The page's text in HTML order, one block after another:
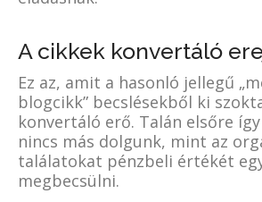
A cikkek konvertáló
Ez az, amit a hasonló jellegű
blogcikk” becslésekből ki
konvertáló erő. Talán elsőre
nincs más dolgunk, mint az
találatokat pénzbeli értékét
megbecsülni.